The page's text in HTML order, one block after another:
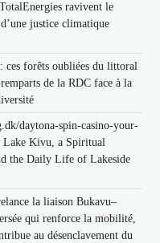
ravivent le
justice climatique
ces forêts oubliées du littoral
de la RDC face à la
daytona-spin-casino-your-
Lake Kivu, a Spiritual
the Daily Life of Lakeside
la liaison Bukavu–
qui renforce la mobilité,
au désenclavement du